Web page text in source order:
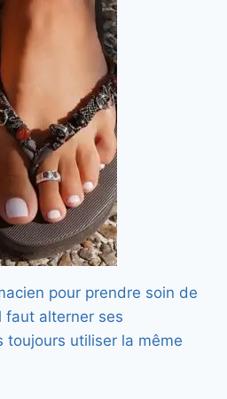
pour prendre soin de
faut alterner ses
toujours utiliser la même